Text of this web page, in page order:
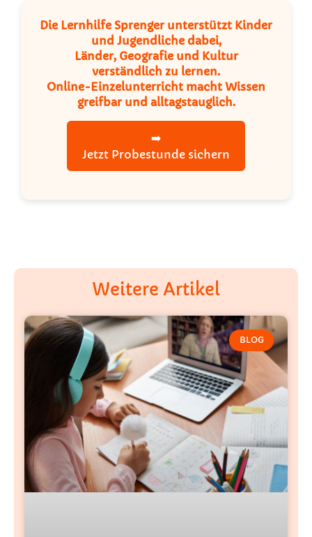
Die Lernhilfe Sprenger unterstützt Kinder
und Jugendliche dabei,
Länder, Geografie und Kultur
verständlich zu lernen.
Online-Einzelunterricht macht Wissen
greifbar und alltagstauglich.
➡️
Jetzt Probestunde sichern
Weitere Artikel
BLOG